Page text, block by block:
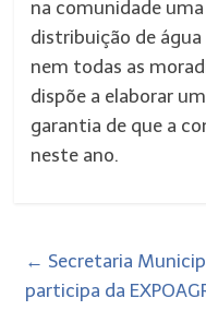
na comunidade
distribuição de
nem todas as
dispõe a elaborar
garantia de que a
neste ano.
← Secretaria
participa da